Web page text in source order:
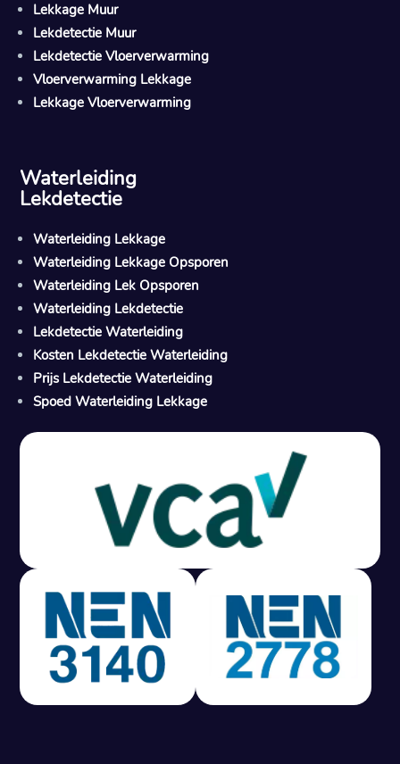
M
Gratis offerte in 24 uur
Geen lekkage? Geen betaling.
Vast tarief van € 395,- exc btw.
Rapport binnen 3 werkdagen.
100% RIsicovrij.
Vaak vergoed door verzekeraar.
Lekkage Muur
Lekdetectie Muur
Lekdetectie Vloerverwarming
Vloerverwarming Lekkage
Lekkage Vloerverwarming
Waterleiding
Lekdetectie
Waterleiding Lekkage
Waterleiding Lekkage Opsporen
Waterleiding Lek Opsporen
Waterleiding Lekdetectie
Lekdetectie Waterleiding
Kosten Lekdetectie Waterleiding
Prijs Lekdetectie Waterleiding
Spoed Waterleiding Lekkage